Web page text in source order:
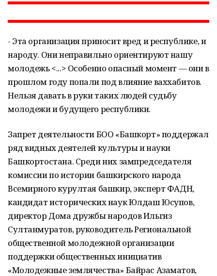
- Эта организация приносит вред и республике, и
народу. Они неправильно ориентируют нашу
молодежь <...> Особенно опасный момент — они в
прошлом году попали под влияние ваххабитов.
Нельзя давать в руки таких людей судьбу
молодежи и будущего республики.
Запрет деятельности БОО «Башкорт» поддержал
ряд видных деятелей культуры и науки
Башкортостана. Среди них зампредседателя
комиссии по истории башкирского народа
Всемирного курултая башкир, эксперт ФАДН,
кандидат исторических наук Юлдаш Юсупов,
директор Дома дружбы народов Ильгиз
Султанмуратов, руководитель Региональной
общественной молодежной организации
поддержки общественных инициатив
«Молодежные землячества» Байрас Азаматов,